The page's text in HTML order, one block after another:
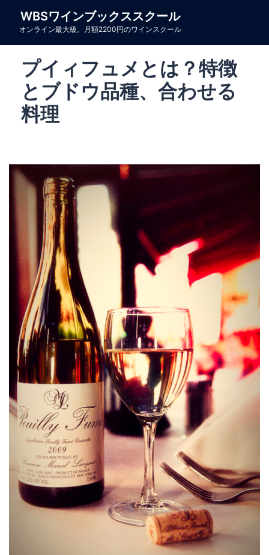
WBSワインブックススクール
オンライン最大級。月額2200円のワインスクール
プイィフュメとは？特徴
とブドウ品種、合わせる
料理